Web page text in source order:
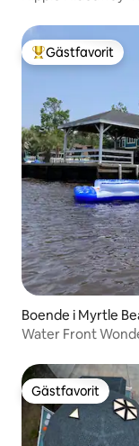
Populär gästfavorit
Gästfavorit
Boende i Myrtle
Water Front
Gästfavorit
Gästfavorit